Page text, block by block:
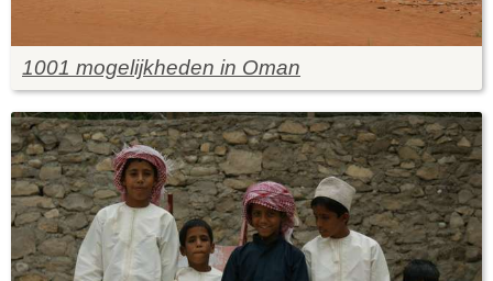
1001 mogelijkheden in Oman